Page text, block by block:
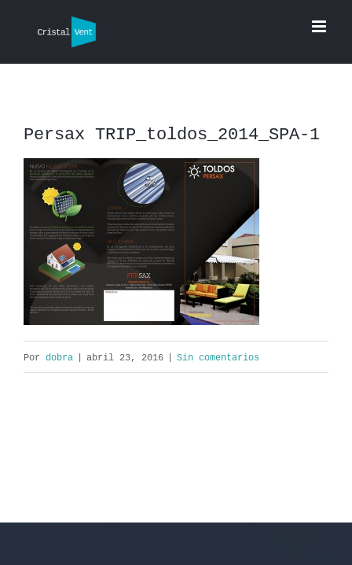
contenido
Persax TRIP_toldos_2014_SPA-1
Por dobra | abril 23, 2016 | Sin comentarios